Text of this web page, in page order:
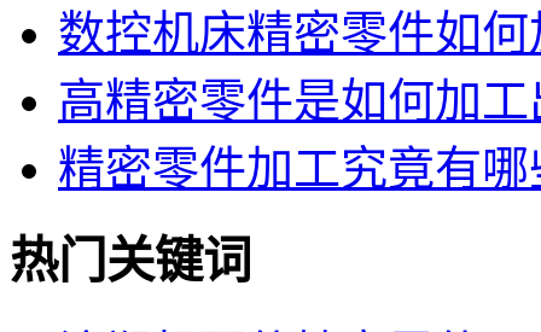
数控机床精密零件如何
高精密零件是如何加
精密零件加工究竟有哪
热门关键词